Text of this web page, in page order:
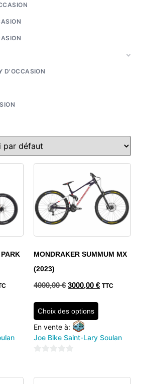
D'OCCASION
MONDRAKER SUMMUM MX
(2023)
4000,00€ 3000,00 € TTC
Choix des options
En vente à:
Joe Bike Saint-Lary Soulan